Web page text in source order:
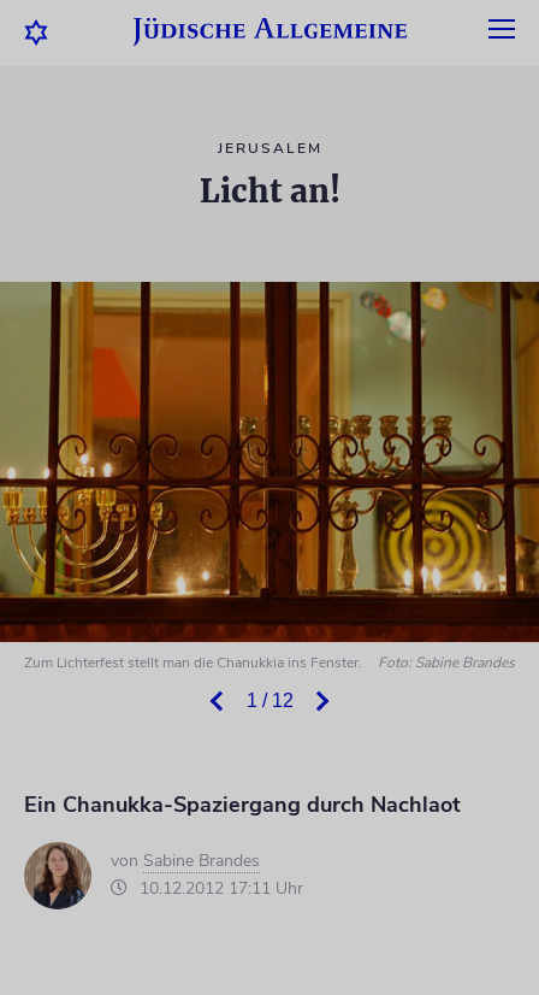
JERUSALEM
Licht an!
1 / 12
Zum Lichterfest stellt man die Chanukkia ins Fenster. Foto: Sabine Brandes
Ein Chanukka-Spaziergang durch Nachlaot
von Sabine Brandes
10.12.2012 17:11 Uhr